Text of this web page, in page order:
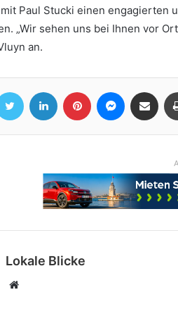
Paul Stucki einen engagierten
„Wir sehen uns bei Ihnen vor
an.
Twitter LinkedIn Pinterest Messenger
Teile per E-Mail
Lokale Blicke
Webseite